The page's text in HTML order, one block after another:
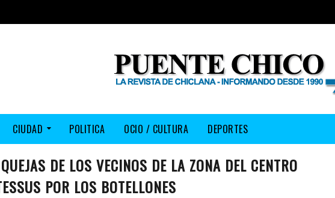
CIUDAD POLITICA OCIO / CULTURA DEPORTES
DE LOS VECINOS DE LA ZONA DEL CENTRO
POR LOS BOTELLONES